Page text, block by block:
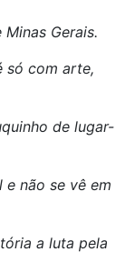
Gerais.
só com arte,
de lugar-
e não se vê em
a luta pela